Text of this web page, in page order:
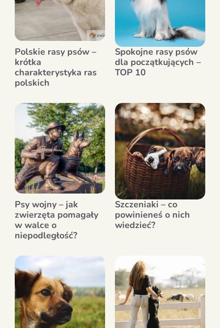
Polskie rasy psów –
krótka
charakterystyka ras
polskich
Spokojne rasy psów
dla początkujących –
TOP 10
Psy wojny – jak
zwierzęta pomagały
w walce o
niepodległość?
Szczeniaki – co
powinieneś o nich
wiedzieć?